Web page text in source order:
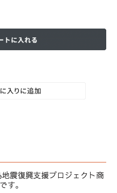
震復興支援プロジェクト商
す。